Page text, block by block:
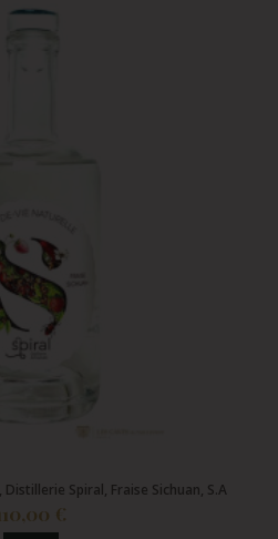
Distillerie Spiral, Fraise Sichuan, S.A
€